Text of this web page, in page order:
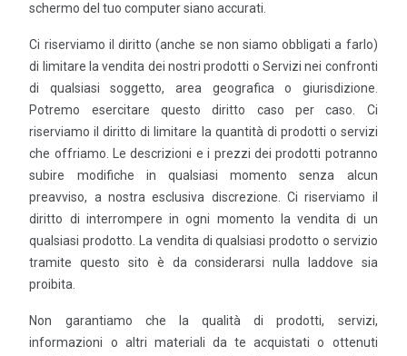
schermo del tuo computer siano accurati.
Ci riserviamo il diritto (anche se non siamo obbligati a farlo)
di limitare la vendita dei nostri prodotti o Servizi nei confronti
di qualsiasi soggetto, area geografica o giurisdizione.
Potremo esercitare questo diritto caso per caso. Ci
riserviamo il diritto di limitare la quantità di prodotti o servizi
che offriamo. Le descrizioni e i prezzi dei prodotti potranno
subire modifiche in qualsiasi momento senza alcun
preavviso, a nostra esclusiva discrezione. Ci riserviamo il
diritto di interrompere in ogni momento la vendita di un
qualsiasi prodotto. La vendita di qualsiasi prodotto o servizio
tramite questo sito è da considerarsi nulla laddove sia
proibita.
Non garantiamo che la qualità di prodotti, servizi,
informazioni o altri materiali da te acquistati o ottenuti